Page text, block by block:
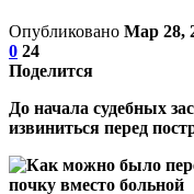
Опубликовано Мар 28,
0 24
Поделится
До начала судебных
извиниться перед